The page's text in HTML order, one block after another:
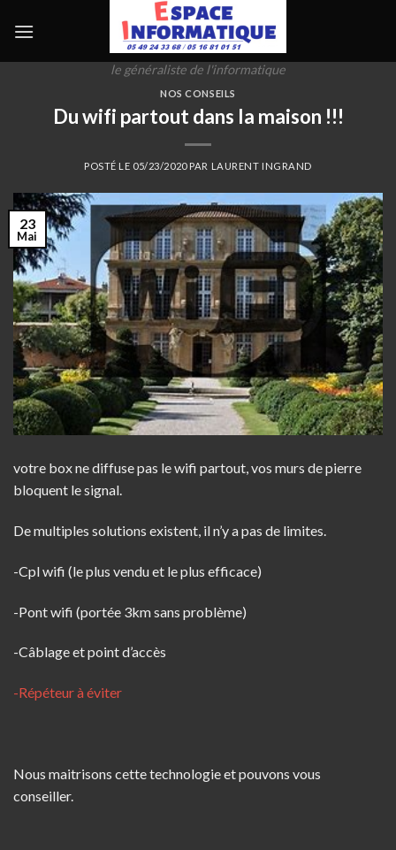
le généraliste de l'informatique
NOS CONSEILS
Du wifi partout dans la maison !!!
POSTÉ LE 05/23/2020PAR LAURENT INGRAND
23
Mai
votre box ne diffuse pas le wifi partout, vos murs de pierre
bloquent le signal.
De multiples solutions existent, il n’y a pas de limites.
-Cpl wifi (le plus vendu et le plus efficace)
-Pont wifi (portée 3km sans problème)
-Câblage et point d’accès
-Répéteur à éviter
Nous maitrisons cette technologie et pouvons vous
conseiller.